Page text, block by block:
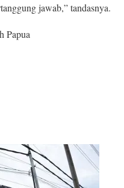
jawab,” tandasnya.
Papua